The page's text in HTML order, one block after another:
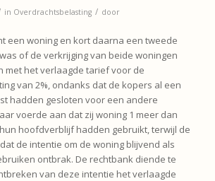
in Overdrachtsbelasting / door
een woning en kort daarna een tweede
of de verkrijging van beide woningen
met het verlaagde tarief voor de
van 2%, ondanks dat de kopers al een
hadden gesloten voor een andere
voerde aan dat zij woning 1 meer dan
hoofdverblijf hadden gebruikt, terwijl de
de intentie om de woning blijvend als
ontbrak. De rechtbank diende te
van deze intentie het verlaagde